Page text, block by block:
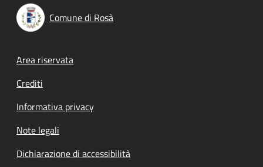
Comune di Rosà
Footer menu
Area riservata
Crediti
Informativa privacy
Note legali
Dichiarazione di accessibilità